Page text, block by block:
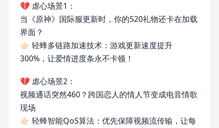
💔 虐心场景1：
当《原神》国际服更新时，你的520礼物还卡在加载
界面？
👉🏻 轻蜂多链路加速技术：游戏更新速度提升
300%，让爱情进度条永不卡顿！
💔 虐心场景2：
视频通话突然460？跨国恋人的情人节变成电音情歌
现场
👉🏻 轻蜂智能QoS算法：优先保障视频流传输，让每